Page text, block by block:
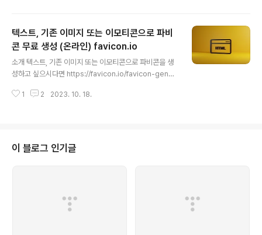
및 텍스트 선택 방지를 구현하는 JavaScript 코드의 주요
부분은 다음과 같습니다: JavaScript 코드 CSS 코드 C
SS를 사용하여 사용자 선택을 방지하는 코드도 포함되어
있습니다. 이 코드는 사용자가 페이지에서 텍스트를 선택
텍스트, 기존 이미지 또는 이모티콘으로 파비
콘 무료 생성 (온라인) favicon.io
소개 텍스트, 기존 이미지 또는 이모티콘으로 파비콘을 생
성하고 싶으시다면 https://favicon.io/favicon-gener
용하기 매우 쉽습니다. 생성된 파비콘은 모든 브라우저와
선택하시면 되겠습니다. 폰트를 굵게 만들기 위해서, "Extr
a-bold 800 Normal" 를 설정하였습니다. 폰트 크기는
1 2 2023. 10. 18.
이 블로그 인기글